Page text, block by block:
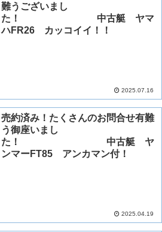
難うございまし
た！ 中古艇 ヤマ
ハFR26 カッコイイ！！
2025.07.16
売約済み！たくさんのお問合せ有難
う御座いまし
た！ 中古艇 ヤ
ンマーFT85 アンカマン付！
2025.04.19